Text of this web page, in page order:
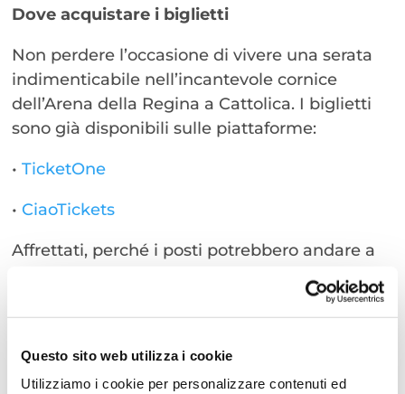
Questo sito web utilizza i cookie
Utilizziamo i cookie per personalizzare contenuti ed
Dove acquistare i biglietti
Non perdere l’occasione di vivere una serata
indimenticabile nell’incantevole cornice
dell’Arena della Regina a Cattolica. I biglietti
sono già disponibili sulle piattaforme:
•TicketOne
•CiaoTickets
Affrettati, perché i posti potrebbero andare a
L’Arena della Regina: una location
Situata nella splendida cittadina di Cattolica,